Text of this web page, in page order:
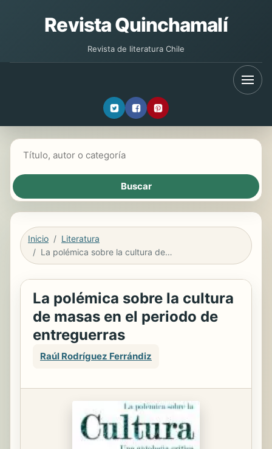
Revista Quinchamalí
Revista de literatura Chile
Inicio
Literatura
La polémica sobre la cultura de masas en el periodo de entreguerras
La polémica sobre la cultura
de masas en el periodo de
entreguerras
Raúl Rodríguez Ferrándiz